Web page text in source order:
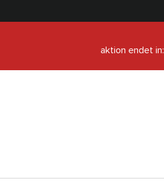
aktion endet in: